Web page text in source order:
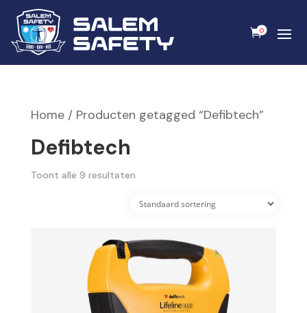
0
Home/ Producten getagged “Defibtech”
Defibtech
Toont alle 9 resultaten